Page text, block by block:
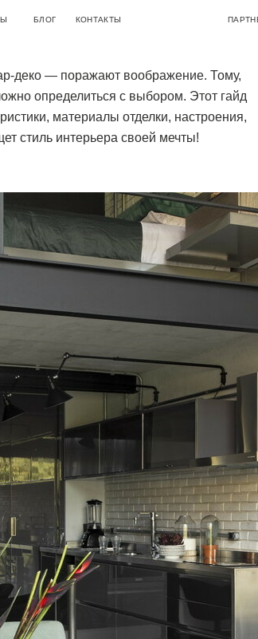
КОНТАКТЫ
РЕШЕНИЕ ДОМА (КВАРТИРЫ)
ДОМОВКОНСУЛЬТАЦИЯ С ДИЗАЙНЕРОМ
ДИЗАЙН-ПРОЕКТА
В ДИЗАЙНЕ
деко — поражают воображение. Тому,
определиться с выбором. Этот гайд
материалы отделки, настроения,
стиль интерьера своей мечты!